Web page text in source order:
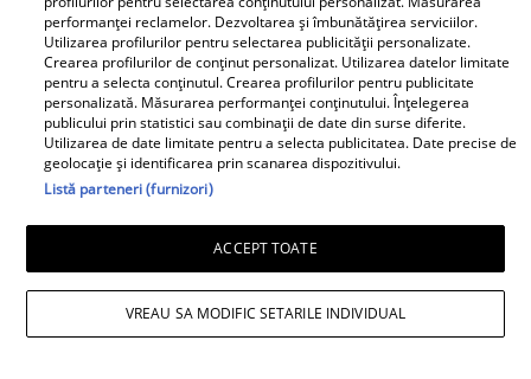
șansa să închidă uși vechi și să deschidă
altele pline de promisiuni
performanței reclamelor. Dezvoltarea și îmbunătățirea serviciilor.
Utilizarea profilurilor pentru selectarea publicității personalizate.
Crearea profilurilor de conținut personalizat. Utilizarea datelor limitate
pentru a selecta conținutul. Crearea profilurilor pentru publicitate
personalizată. Măsurarea performanței conținutului. Înțelegerea
publicului prin statistici sau combinații de date din surse diferite.
Utilizarea de date limitate pentru a selecta publicitatea. Date precise de
geolocație și identificarea prin scanarea dispozitivului.
Listă parteneri (furnizori)
ACCEPT TOATE
VREAU SA MODIFIC SETARILE INDIVIDUAL